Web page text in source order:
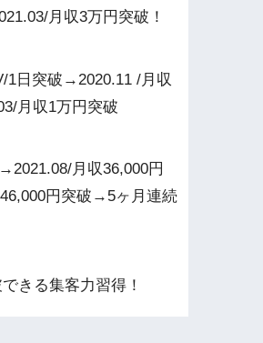
月収3万円突破！
1日突破→2020.11 /月収
月収1万円突破
月収36,000円
円突破→5ヶ月連続
きる集客力習得！